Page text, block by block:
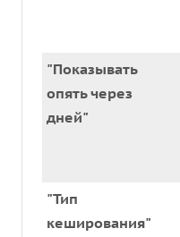
"Показывать
опять через
дней"
"Тип
кеширования"